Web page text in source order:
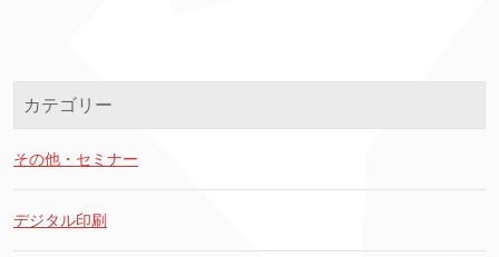
カテゴリー
その他・セミナー
デジタル印刷